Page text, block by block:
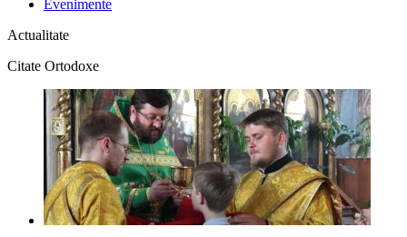
Evenimente
Actualitate
Citate Ortodoxe